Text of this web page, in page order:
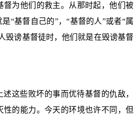
督为他们的救主。从那时起，他们被
“基督自己的”，“基督的人”或者“属
毁谤基督徒时，他们就是在毁谤基督
这些败坏的事而优待基督的仇敌，
性的能力。今天的环境也许不同，但